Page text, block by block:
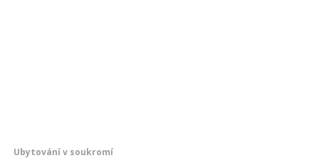
Ubytování v soukromí